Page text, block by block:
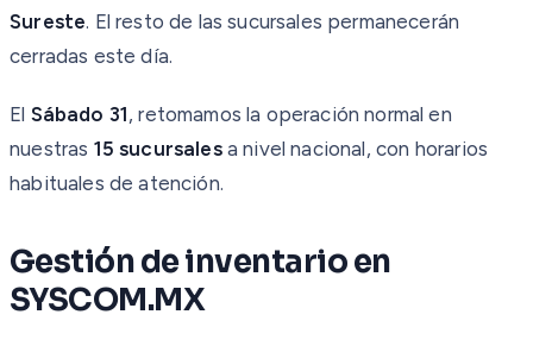
Sureste. El resto de las sucursales permanecerán
cerradas este día.
El Sábado 31, retomamos la operación normal en
nuestras 15 sucursalesa nivel nacional, con horarios
habituales de atención.
Gestión de inventario en
SYSCOM.MX